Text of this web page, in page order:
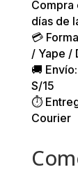
Compra
días de
💳
/ Yape /
🚚
S/15
⏱️
Courier